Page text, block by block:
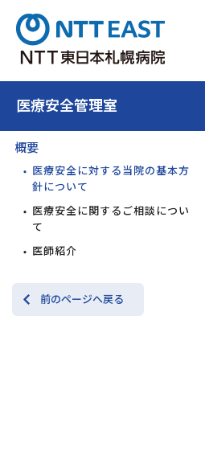
医療安全管理室
概要
医療安全に対する当院の基本方
針について
医療安全に関するご相談につい
て
医師紹介
前のページへ戻る